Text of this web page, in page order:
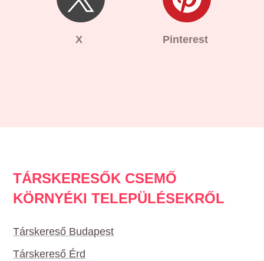
X Pinterest
TÁRSKERESŐK CSEMŐ
KÖRNYÉKI TELEPÜLÉSEKRŐL
Társkereső Budapest
Társkereső Érd